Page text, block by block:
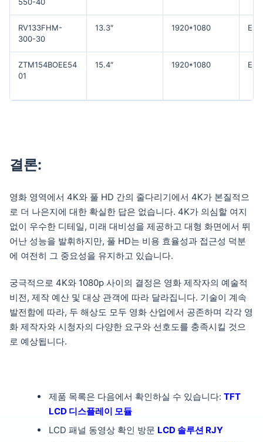
550-40
RV133FHM-
300-30
13.3″ 1920*1080 EDP
ZTM154BOEE54
01
15.4″ 1920*1080 EDP
결론:
영화 영역에서 4K와 풀 HD 간의 줄다리기에서 4K가 본질적으
로 더 나은지에 대한 확실한 답은 없습니다. 4K가 의심할 여지
없이 우수한 디테일, 미래 대비성을 제공하고 대형 화면에서 뛰
어난 성능을 발휘하지만, 풀 HD는 비용 효율성과 접근성 덕분
에 여전히 그 중요성을 유지하고 있습니다.
궁극적으로 4K와 1080p 사이의 결정은 영화 제작자의 예술적
비전, 제작 예산 및 대상 관객에 따라 달라집니다. 기술이 계속
발전함에 따라, 두 해상도 모두 영화 산업에서 공존하며 각각 영
화 제작자와 시청자의 다양한 요구와 선호도를 충족시킬 것으
로 예상됩니다.
제품 목록은 다음에서 확인하실 수 있습니다:TFT
LCD 디스플레이 모듈
LCD 패널 동영상 확인 방문 LCD 솔루션 RJY